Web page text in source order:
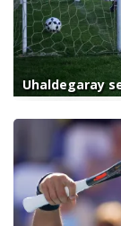
Uhaldegaray